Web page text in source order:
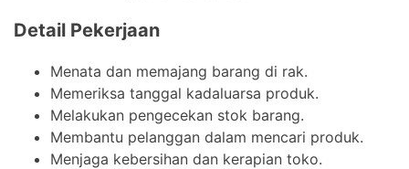
Detail Pekerjaan
Menata dan memajang barang di rak.
Memeriksa tanggal kadaluarsa produk.
Melakukan pengecekan stok barang.
Membantu pelanggan dalam mencari produk.
Menjaga kebersihan dan kerapian toko.